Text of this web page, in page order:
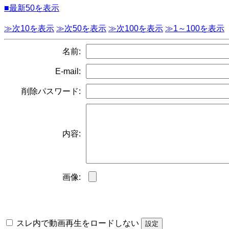
■最新50を表示
≫次10を表示 ≫次50を表示 ≫次100を表示 ≫1～100を表示
名前:
E-mail:
削除パスワード:
内容:
画像:
スレ内で動画再生をロードしない